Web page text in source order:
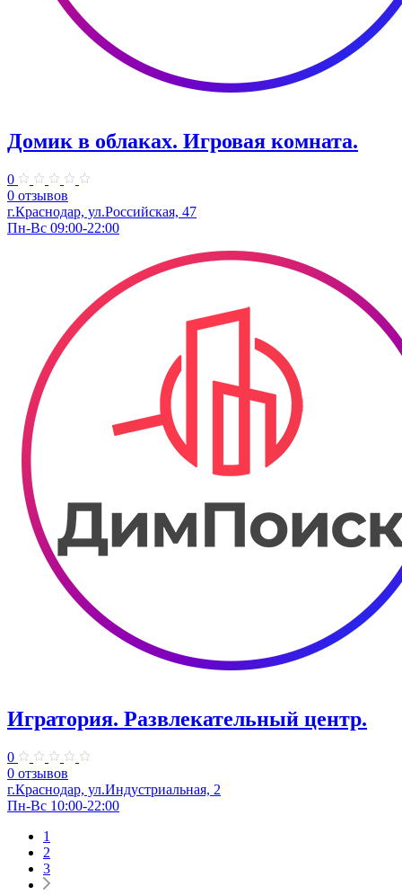
Домик в облаках. ​Игровая комната.
0
0 отзывов
г.Краснодар, ул.​Российская, 47
Пн-Вс 09:00-22:00
Игратория. Развлекательный центр.
0
0 отзывов
г.Краснодар, ул.Индустриальная, 2
Пн-Вс 10:00-22:00
1
2
3